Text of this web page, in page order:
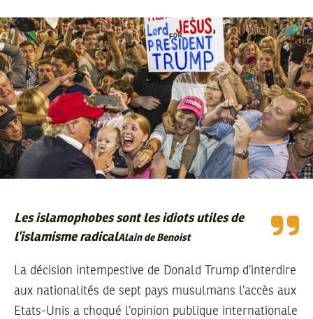
Les islamophobes sont les idiots utiles de
l’islamisme radicalAlain de Benoist
La décision intempestive de Donald Trump d’interdire
aux nationalités de sept pays musulmans l’accès aux
Etats-Unis a choqué l’opinion publique internationale